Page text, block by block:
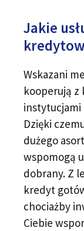
Jakie
Wskazani
kooperują z
Dzięki
dużego
wspomogą
dobrany. Z
kredyt
chociażby
Ciebie